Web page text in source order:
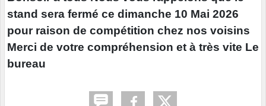
stand sera fermé ce dimanche 10 Mai 2026
pour raison de compétition chez nos voisins
Merci de votre compréhension et à très vite Le
bureau